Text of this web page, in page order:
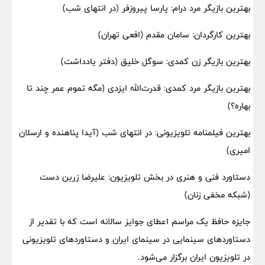
بهترین بازیگر مرد درام: پارسا پیروزفر (در انتهای شب)
بهترین کارگردان: سامان مقدم (افعی تهران)
بهترین بازیگر زن کمدی: سوگل خلیق (دفتر یادداشت)
بهترین بازیگر مرد کمدی: قدرت‌الله ایزدی (مگه تموم عمر چند تا
بهاره؟)
بهترین فیلمنامه تلویزیونی: در انتهای شب (آیدا پناهنده و ارسلان
امیری)
دستاورد فنی و هنری در بخش تلویزیون: علیرضا زرین دست
(شبکه مخفی زنان)
جایزه حافظ یک مراسم اعطای جوایز سالانه است که با تقدیر از
دستاوردهای سینمایی در سینمای ایران و دستاوردهای تلویزیونی
در تلویزیون ایران برگزار می‌شود.